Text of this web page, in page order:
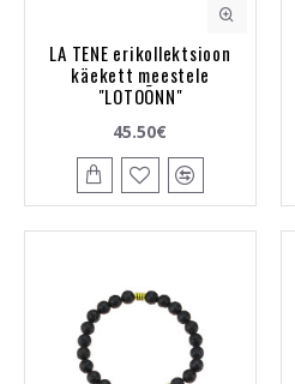
LA TENE erikollektsioon
käekett meestele
"LOTOÕNN"
45.50€